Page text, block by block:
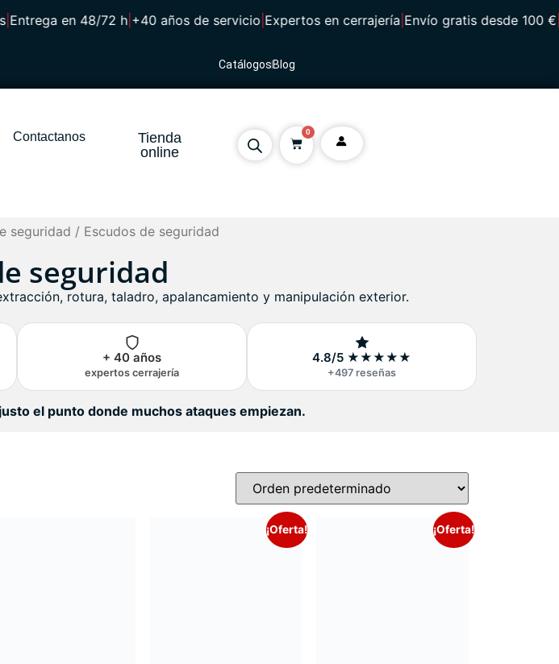
en 48/72 h|+40 años de servicio|Expertos en cerrajería|Envío gratis desde 100 €|
CatálogosBlog
Contactanos
Tienda
online
0
seguridad / Escudos de seguridad
seguridad
rotura, taladro, apalancamiento y manipulación exterior.
+ 40 años
expertos cerrajería
4.8/5 ★★★★★
+497 reseñas
el punto donde muchos ataques empiezan.
¡Oferta! ¡Oferta!